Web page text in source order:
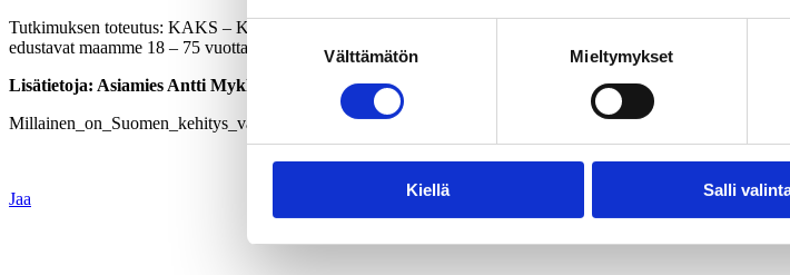
Suostumuksen
valinta
Välttämätön Mieltymykset
Kiellä Salli
Tutkimuksen toteutus: KAKS – Kunnallisalan kehittämissäätiön tutkimuksen toteutti TNS Gallup
edustavat maamme 18 – 75 vuotta täyttänyttä väestöä Ahvenanmaata lukuunottamatta. Tutkimuksen tulosten
Lisätietoja: Asiamies Antti Mykkänen, 0400-570087
Millainen_on_Suomen_kehitys_vaalikaudella_2015-2019.pdf
Jaa